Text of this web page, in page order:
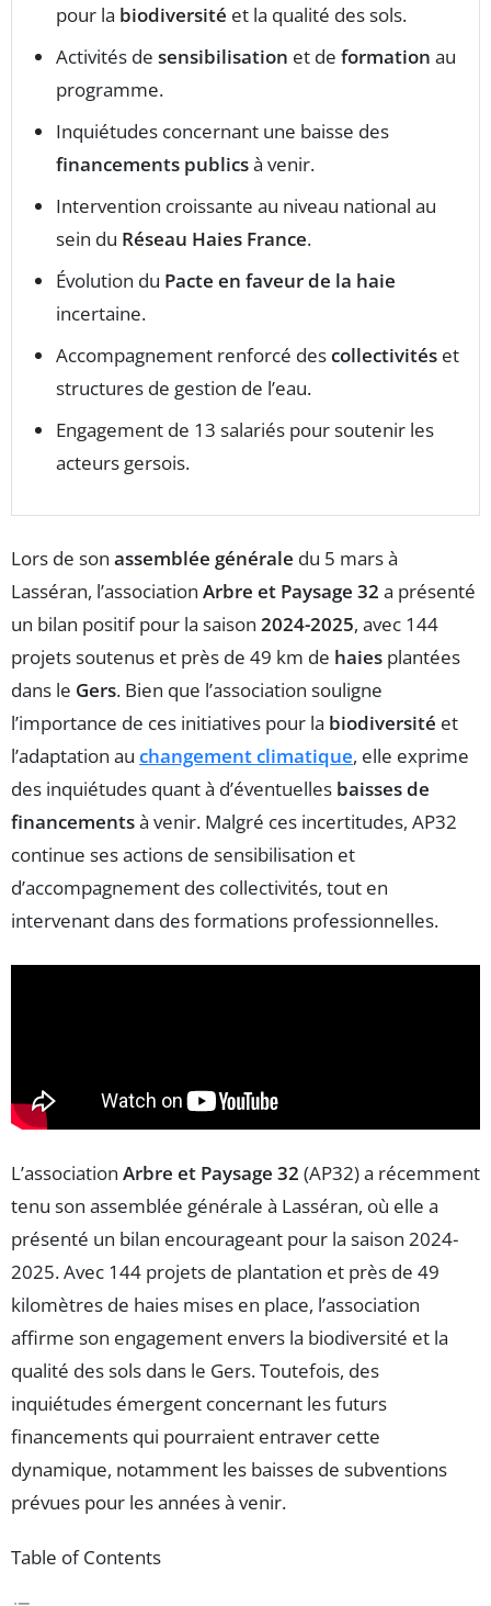
pour la biodiversité et la qualité des sols.
Activités de sensibilisation et de formation au
programme.
Inquiétudes concernant une baisse des
financements publicsà venir.
Intervention croissante au niveau national au
sein du Réseau Haies France.
Évolution du Pacte en faveur de la haie
incertaine.
Accompagnement renforcé descollectivités et
structures de gestion de l’eau.
Engagement de 13 salariés pour soutenir les
acteurs gersois.
Lors de son assemblée générale du 5 mars à
Lasséran, l’association Arbre et Paysage 32 a présenté
un bilan positif pour la saison 2024-2025, avec 144
projets soutenus et près de 49 km de haies plantées
dans le Gers. Bien que l’association souligne
l’importance de ces initiatives pour la biodiversité et
l’adaptation au changement climatique, elle exprime
des inquiétudes quant à d’éventuelles baisses de
financementsà venir. Malgré ces incertitudes, AP32
continue ses actions de sensibilisation et
d’accompagnement des collectivités, tout en
intervenant dans des formations professionnelles.
L’association Arbre et Paysage 32 (AP32) a récemment
tenu son assemblée générale à Lasséran, où elle a
présenté un bilan encourageant pour la saison 2024-
2025. Avec 144 projets de plantation et près de 49
kilomètres de haies mises en place, l’association
affirme son engagement envers la biodiversité et la
qualité des sols dans le Gers. Toutefois, des
inquiétudes émergent concernant les futurs
financements qui pourraient entraver cette
dynamique, notamment les baisses de subventions
prévues pour les années à venir.
Table of Contents